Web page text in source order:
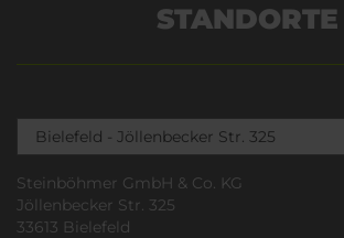
STANDORTE
Steinböhmer GmbH & Co. KG
Jöllenbecker Str. 325
33613 Bielefeld